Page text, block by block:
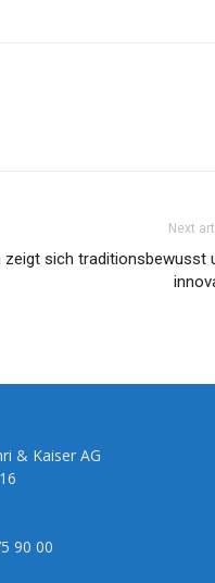
Next
zeigt sich traditionsbewusst
& Kaiser AG
90 00